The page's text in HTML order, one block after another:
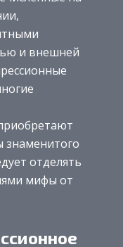
и внешней
отделять
мифы от